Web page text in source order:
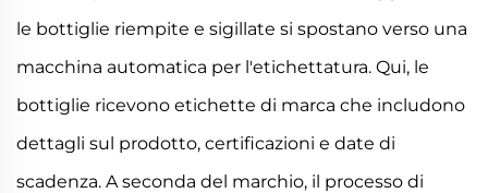
le bottiglie riempite e sigillate si spostano verso una
macchina automatica per l'etichettatura. Qui, le
bottiglie ricevono etichette di marca che includono
dettagli sul prodotto, certificazioni e date di
scadenza. A seconda del marchio, il processo di